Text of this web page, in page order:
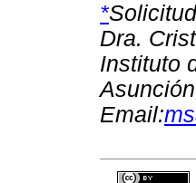
*
Dra.
Instituto
Email: